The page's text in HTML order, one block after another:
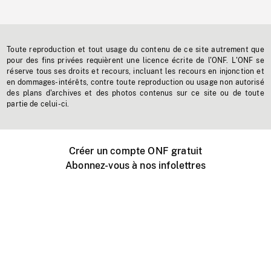
Toute reproduction et tout usage du contenu de ce site autrement que
pour des fins privées requièrent une licence écrite de l'ONF. L'ONF se
réserve tous ses droits et recours, incluant les recours en injonction et
en dommages-intérêts, contre toute reproduction ou usage non autorisé
des plans d'archives et des photos contenus sur ce site ou de toute
partie de celui-ci.
Créer un compte ONF gratuit
Abonnez-vous à nos infolettres